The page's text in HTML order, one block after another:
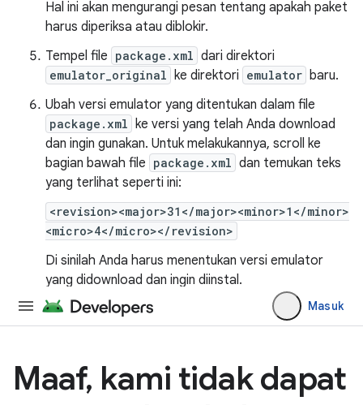
Hal ini akan mengurangi pesan tentang apakah paket
harus diperiksa atau diblokir.
Tempel file package.xml dari direktori
emulator_original ke direktori emulator baru.
Ubah versi emulator yang ditentukan dalam file
package.xml
ke versi yang telah Anda download
dan ingin gunakan. Untuk melakukannya, scroll ke
bagian bawah file package.xml dan temukan teks
yang terlihat seperti ini:
<revision><major>31</major><minor>1</minor>
<micro>4</micro></revision>
Di sinilah Anda harus menentukan versi emulator
yang didownload dan ingin diinstal.